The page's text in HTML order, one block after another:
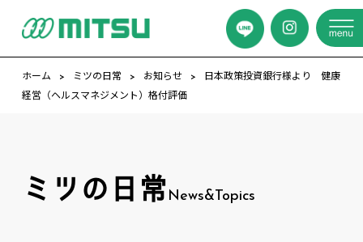
ホーム ミツの日常 お知らせ
日本政策投資銀行様より 健康
経営（ヘルスマネジメント）格付評価
ミツの日常News&Topics